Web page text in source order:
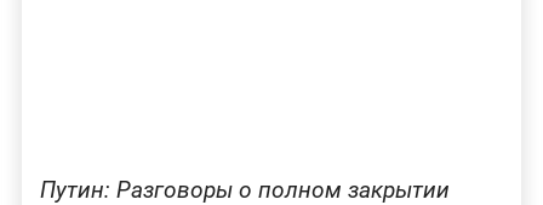
организации, которые находятся в ведении